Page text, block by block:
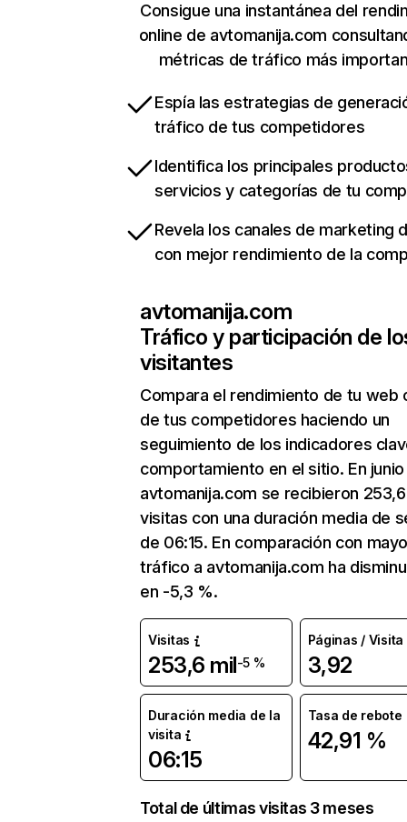
Consigue una instantánea del
online de avtomanija.com
métricas de tráfico más
Espía las estrategias de
tráfico de tus competidores
Identifica los principales
servicios y categorías de tu
Revela los canales de marketing
con mejor rendimiento de la
avtomanija.com
Tráfico y participación de
visitantes
Compara el rendimiento de tu web
de tus competidores haciendo un
seguimiento de los indicadores
comportamiento en el sitio. En junio
avtomanija.com se recibieron
visitas con una duración media de
de 06:15. En comparación con
tráfico a avtomanija.com ha
en -5,3 %.
Visitas
253,6 mil-5 %
Páginas / Visita
3,92
Duración media de la
visita
06:15
Tasa de rebote
42,91 %
Total de últimas visitas 3 meses